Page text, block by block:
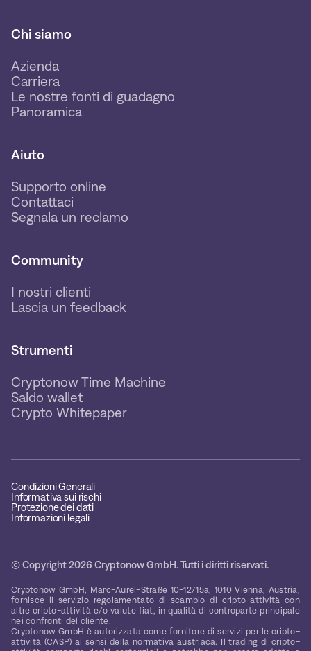
Chi siamo
Azienda
Carriera
Le nostre fonti di guadagno
Panoramica
Aiuto
Supporto online
Contattaci
Segnala un reclamo
Community
I nostri clienti
Lascia un feedback
Strumenti
Cryptonow Time Machine
Saldo wallet
Crypto Whitepaper
Condizioni Generali
Informativa sui rischi
Protezione dei dati
Informazioni legali
© Copyright 2026 Cryptonow GmbH. Tutti i diritti riservati.
Cryptonow GmbH, Marc-Aurel-Straße 10-12/15a, 1010 Vienna, Austria,
fornisce il servizio regolamentato di scambio di cripto-attività con
altre cripto-attività e/o valute fiat, in qualità di controparte principale
nei confronti del cliente.
Cryptonow GmbH è autorizzata come fornitore di servizi per le cripto-
attività (CASP) ai sensi della normativa austriaca. Il trading di cripto-